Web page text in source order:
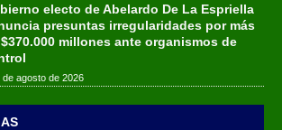
electo de Abelardo De La Espriella
presuntas irregularidades por más
millones ante organismos de
de agosto de 2026